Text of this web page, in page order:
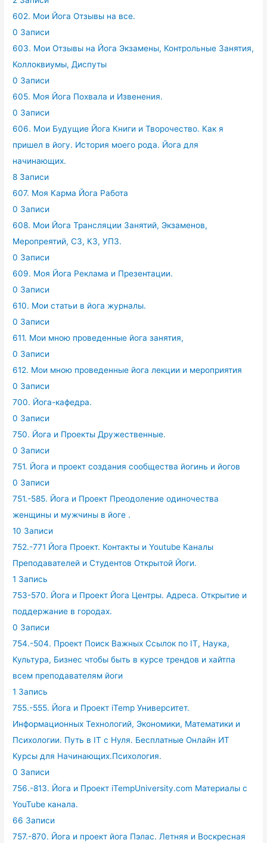
602. Мои Йога Отзывы на все.
0 Записи
603. Мои Отзывы на Йога Экзамены, Контрольные Занятия,
Коллоквиумы, Диспуты
0 Записи
605. Моя Йога Похвала и Извенения.
0 Записи
606. Мои Будущие Йога Книги и Творочество. Как я
пришел в йогу. История моего рода. Йога для
начинающих.
8 Записи
607. Моя Карма Йога Работа
0 Записи
608. Мои Йога Трансляции Занятий, Экзаменов,
Меропреятий, СЗ, КЗ, УПЗ.
0 Записи
609. Моя Йога Реклама и Презентации.
0 Записи
610. Мои статьи в йога журналы.
0 Записи
611. Мои мною проведенные йога занятия,
0 Записи
612. Мои мною проведенные йога лекции и мероприятия
0 Записи
700. Йога-кафедра.
0 Записи
750. Йога и Проекты Дружественные.
0 Записи
751. Йога и проект создания сообщества йогинь и йогов
0 Записи
751.-585. Йога и Проект Преодоление одиночества
женщины и мужчины в йоге .
10 Записи
752.-771 Йога Проект. Контакты и Youtube Каналы
Преподавателей и Студентов Открытой Йоги.
1 Запись
753-570. Йога и Проект Йога Центры. Адреса. Открытие и
поддержание в городах.
0 Записи
754.-504. Проект Поиск Важных Ссылок по IT, Наука,
Культура, Бизнес чтобы быть в курсе трендов и хайтпа
всем преподавателям йоги
1 Запись
755.-555. Йога и Проект iTemp Университет.
Информационных Технологий, Экономики, Математики и
Психологии. Путь в IT с Нуля. Бесплатные Онлайн ИТ
Курсы для Начинающих.Психология.
0 Записи
756.-813. Йога и Проект iTempUniversity.com Материалы с
YouTube канала.
66 Записи
757.-870. Йога и проект йога Пэлас. Летняя и Воскресная